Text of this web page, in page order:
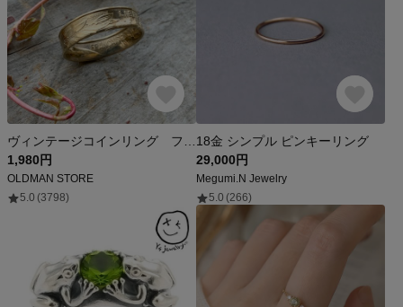
1,980円
OLDMAN STORE
5.0 (3798)
18金 シンプル ピンキーリング
29,000円
Megumi.N Jewelry
5.0 (266)